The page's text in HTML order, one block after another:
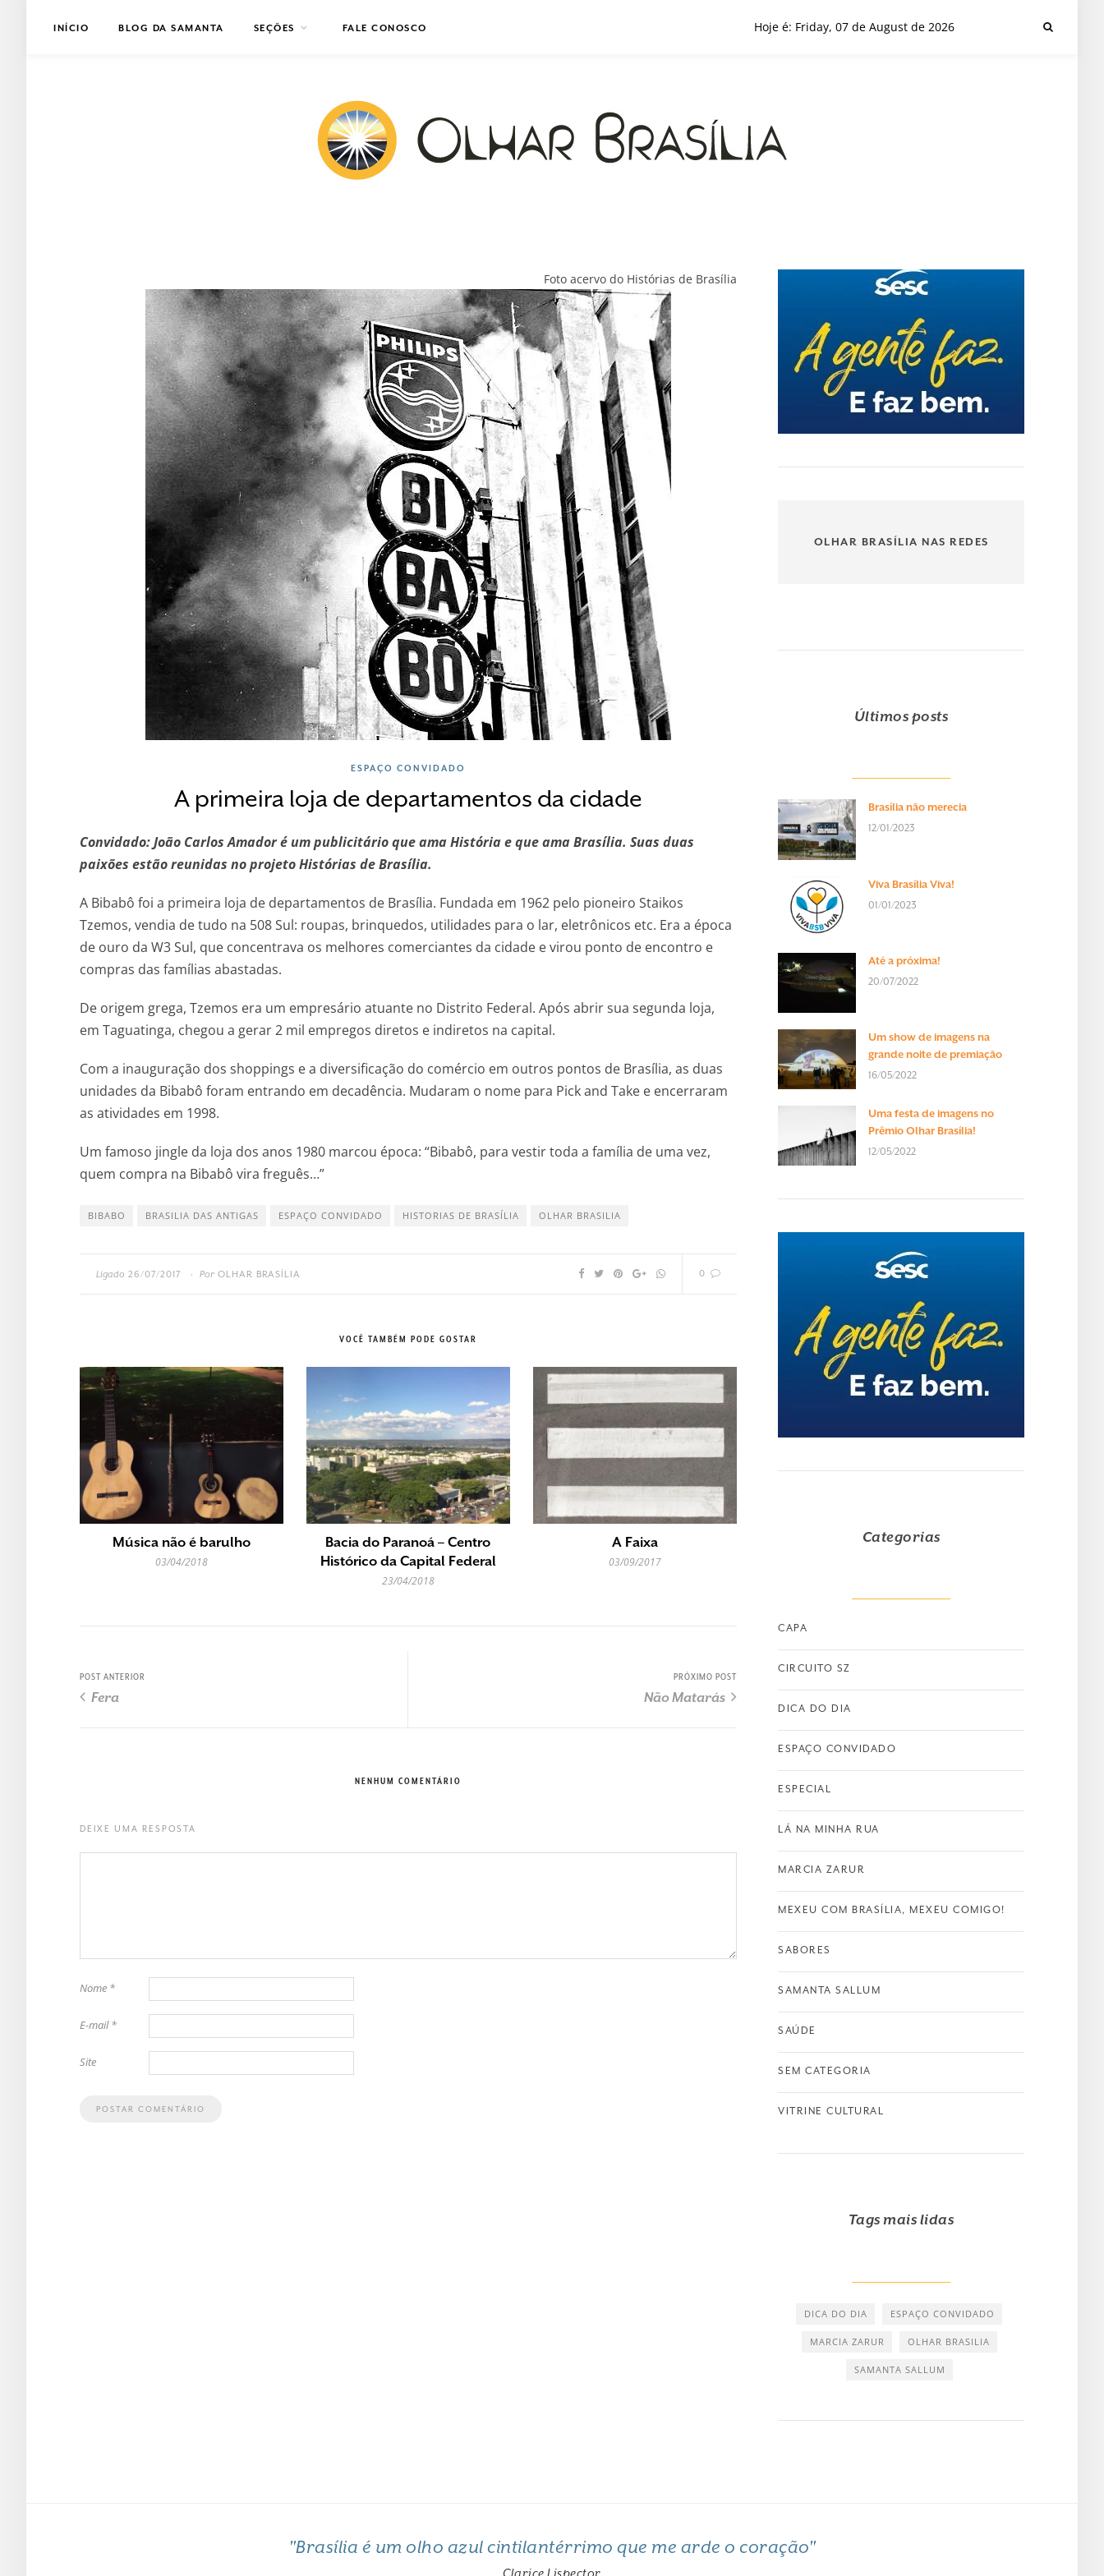
Hoje é: Friday, 07 de August de 2026
INÍCIO BLOG DA SAMANTA SEÇÕES FALE CONOSCO
Foto acervo do Histórias de Brasília
ESPAÇO CONVIDADO
A primeira loja de departamentos da cidade
Convidado: João Carlos Amador é um publicitário que ama História e que ama Brasília. Suas duas
paixões estão reunidas no projeto Histórias de Brasília.
A Bibabô foi a primeira loja de departamentos de Brasília. Fundada em 1962 pelo pioneiro Staikos
Tzemos, vendia de tudo na 508 Sul: roupas, brinquedos, utilidades para o lar, eletrônicos etc. Era a época
de ouro da W3 Sul, que concentrava os melhores comerciantes da cidade e virou ponto de encontro e
compras das famílias abastadas.
De origem grega, Tzemos era um empresário atuante no Distrito Federal. Após abrir sua segunda loja,
em Taguatinga, chegou a gerar 2 mil empregos diretos e indiretos na capital.
Com a inauguração dos shoppings e a diversificação do comércio em outros pontos de Brasília, as duas
unidades da Bibabô foram entrando em decadência. Mudaram o nome para Pick and Take e encerraram
as atividades em 1998.
Um famoso jingle da loja dos anos 1980 marcou época: “Bibabô, para vestir toda a família de uma vez,
quem compra na Bibabô vira freguês…”
BIBABO BRASILIA DAS ANTIGAS ESPAÇO CONVIDADO HISTORIAS DE BRASÍLIA OLHAR BRASILIA
Ligado 26/07/2017 • Por OLHAR BRASÍLIA 0
VOCÊ TAMBÉM PODE GOSTAR
Música não é barulho
03/04/2018
Bacia do Paranoá – Centro
Histórico da Capital Federal
23/04/2018
A Faixa
03/09/2017
POST ANTERIOR
Fera
PRÓXIMO POST
Não Matarás
NENHUM COMENTÁRIO
DEIXE UMA RESPOSTA
Nome *
E-mail*
Site
OLHAR BRASÍLIA NAS REDES
Últimos posts
Brasília não merecia
12/01/2023
Viva Brasília Viva!
01/01/2023
Até a próxima!
20/07/2022
Um show de imagens na
grande noite de premiação
16/05/2022
Uma festa de imagens no
Prêmio Olhar Brasília!
12/05/2022
Categorias
CAPA
CIRCUITO SZ
DICA DO DIA
ESPAÇO CONVIDADO
ESPECIAL
LÁ NA MINHA RUA
MARCIA ZARUR
MEXEU COM BRASÍLIA, MEXEU COMIGO!
SABORES
SAMANTA SALLUM
SAÚDE
SEM CATEGORIA
VITRINE CULTURAL
Tags mais lidas
DICA DO DIA ESPAÇO CONVIDADO
MARCIA ZARUR OLHAR BRASILIA
SAMANTA SALLUM
"Brasília é um olho azul cintilantérrimo que me arde o coração"
Clarice Lispector